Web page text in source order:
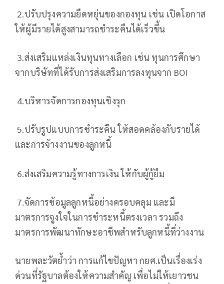
2.ปรับปรุงความยืดหยุ่นของกองทุน เช่น เปิดโอกาส
ให้ผู้มีรายได้สูงสามารถชำระคืนได้เร็วขึ้น
3.ส่งเสริมแหล่งเงินทุนทางเลือก เช่น ทุนการศึกษา
จากบริษัทที่ได้รับการส่งเสริมการลงทุนจาก BOI
4.บริหารจัดการกองทุนเชิงรุก
5.ปรับรูปแบบการชำระคืน ให้สอดคล้องกับรายได้
และการจ้างงานของลูกหนี้
6.ส่งเสริมความรู้ทางการเงิน ให้กับผู้กู้ยืม
7.จัดการข้อมูลลูกหนี้อย่างครอบคลุม และมี
มาตรการจูงใจในการชำระหนี้ตรงเวลา รวมถึง
มาตรการพัฒนาทักษะอาชีพสำหรับลูกหนี้ที่ว่างงาน
นายพละวัตย้ำว่า การแก้ไขปัญหา กยศ.เป็นเรื่องเร่ง
ด่วนที่รัฐบาลต้องให้ความสำคัญ เพื่อไม่ให้เยาวชน